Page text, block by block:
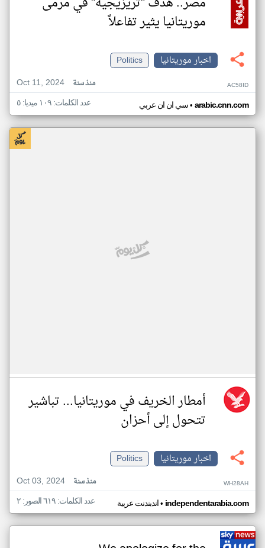
موريتانيا يثير تفاعلاً
اخبار موريتانيا
Politics
Oct 11, 2024
منذ سنة AC58ID
سي ان ان عربي• arabic.cnn.com عدد الكلمات: ١٠٩ ميديا: ٥
أمطار الخريف في موريتانيا... تباشير
تتحول إلى أحزان
اخبار موريتانيا
Politics
Oct 03, 2024
منذ سنة WH28AH
اندبندنت عربية• independentarabia.com عدد الكلمات: ٦١٩ الصور: ٢